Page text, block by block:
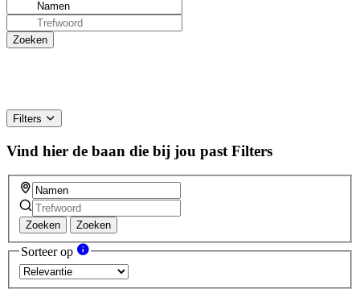
Filters
Vind hier de baan die bij jou past Filters
Zoeken Zoeken
Sorteer op